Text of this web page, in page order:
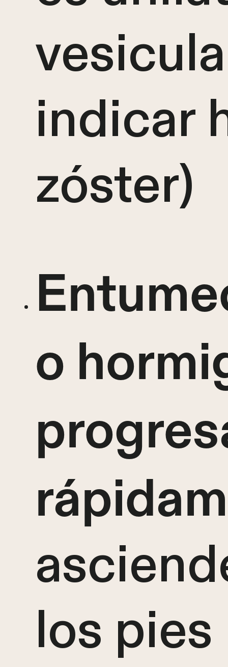
indicar
zóster)
o
los pies